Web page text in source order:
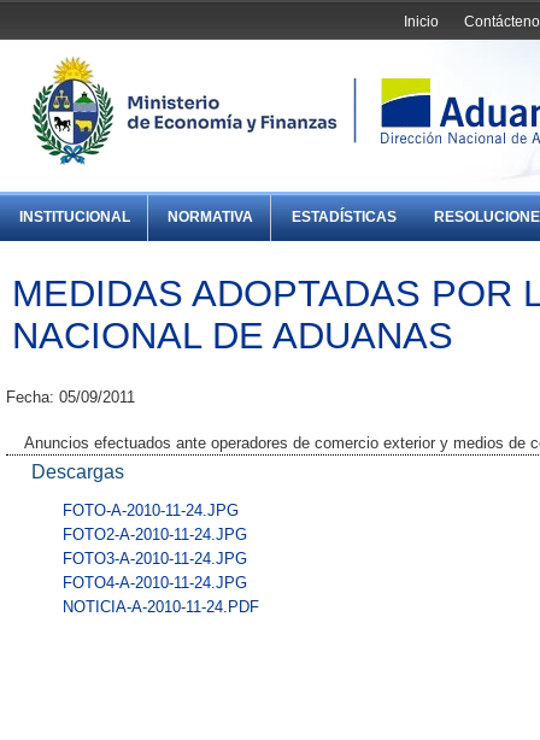
Inicio
INSTITUCIONAL NORMATIVA ESTADÍSTICAS
MEDIDAS ADOPTADAS POR
NACIONAL DE ADUANAS
Fecha: 05/09/2011
Anuncios efectuados ante operadores de comercio exterior y medios de
Descargas
FOTO-A-2010-11-24.JPG
FOTO2-A-2010-11-24.JPG
FOTO3-A-2010-11-24.JPG
FOTO4-A-2010-11-24.JPG
NOTICIA-A-2010-11-24.PDF